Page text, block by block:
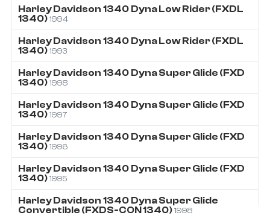
Harley Davidson 1340 Dyna Low Rider (FXDL
1340) 1994
Harley Davidson 1340 Dyna Low Rider (FXDL
1340) 1993
Harley Davidson 1340 Dyna Super Glide (FXD
1340) 1998
Harley Davidson 1340 Dyna Super Glide (FXD
1340) 1997
Harley Davidson 1340 Dyna Super Glide (FXD
1340) 1996
Harley Davidson 1340 Dyna Super Glide (FXD
1340) 1995
Harley Davidson 1340 Dyna Super Glide
Convertible (FXDS-CON 1340) 1998